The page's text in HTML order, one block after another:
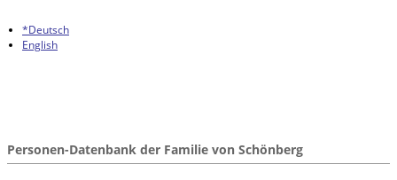
*Deutsch
English
Personen-Datenbank der Familie von Schönberg